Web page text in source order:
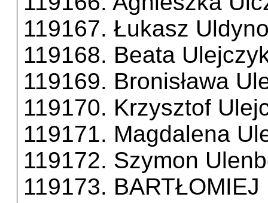
119167. Łukasz
119168. Beata
119169. Bronisława
119170. Krzysztof
119171. Magdalena
119172. Szymon
119173.